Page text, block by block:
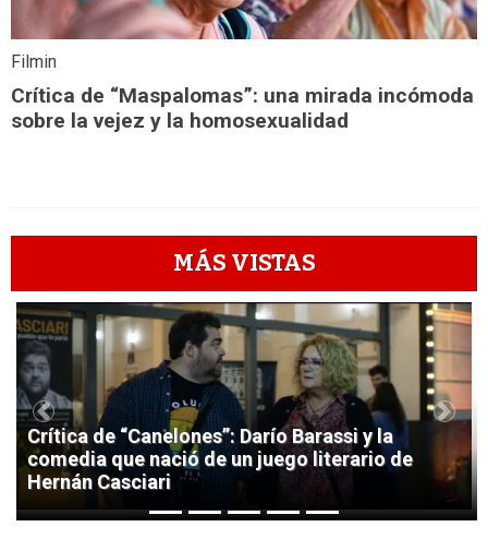
Filmin
Crítica de “Maspalomas”: una mirada incómoda
sobre la vejez y la homosexualidad
MÁS VISTAS
1
Crítica de “Canelones”: Darío Barassi y la
comedia que nació de un juego literario de
Hernán Casciari
Previous Next